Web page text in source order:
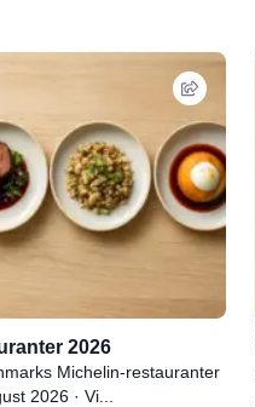
2026
Michelin-restauranter
2026 · Vi...